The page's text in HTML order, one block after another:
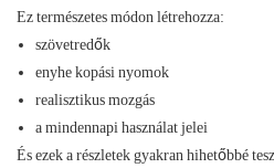
Ez természetes módon létrehozza:
szövetredők
enyhe kopási nyomok
realisztikus mozgás
a mindennapi használat jelei
És ezek a részletek gyakran hihetőbbé